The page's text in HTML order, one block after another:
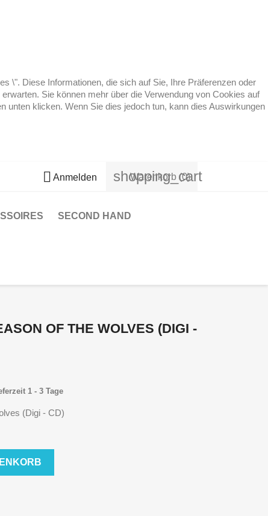
\". Diese Informationen, die sich auf Sie, Ihre Präferenzen oder
Sie können mehr über die Verwendung von Cookies auf
unten klicken. Wenn Sie dies jedoch tun, kann dies Auswirkungen
 Anmelden shopping_cart
Warenkorb (0)
SECOND HAND
OF THE WOLVES (DIGI -
1 - 3 Tage
(Digi - CD)